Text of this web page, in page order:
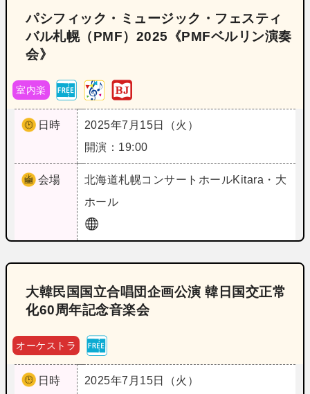
パシフィック・ミュージック・フェスティ
バル札幌（PMF）2025《PMFベルリン演奏
会》
室内楽
日時
2025年7月15日（火）
開演：19:00
会場 北海道札幌コンサートホールKitara・大
ホール
大韓民国国立合唱団企画公演 韓日国交正常
化60周年記念音楽会
オーケストラ
日時
2025年7月15日（火）